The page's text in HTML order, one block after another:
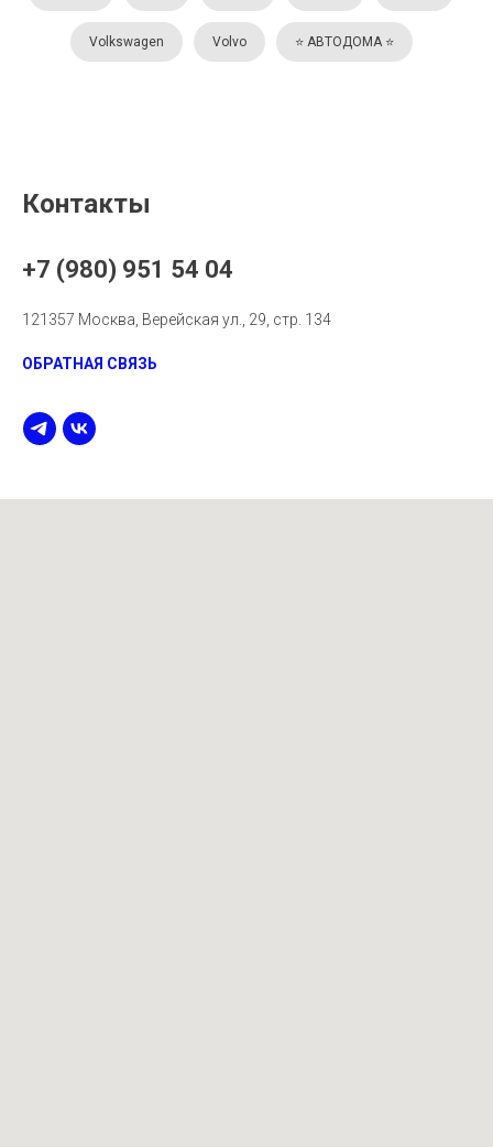
Volkswagen Volvo ⭐️ АВТОДОМА ⭐️
Контакты
+7 (980) 951 54 04
121357 Москва, Верейская ул., 29, стр. 134
ОБРАТНАЯ СВЯЗЬ